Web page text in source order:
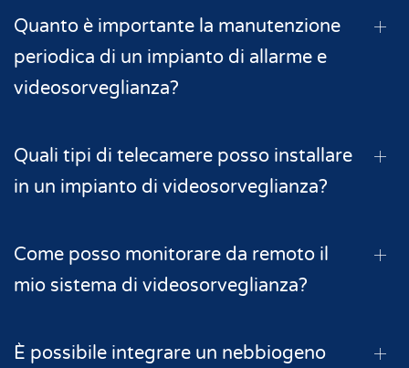
Quanto è importante la manutenzione
periodica di un impianto di allarme e
videosorveglianza?
Quali tipi di telecamere posso installare
in un impianto di videosorveglianza?
Come posso monitorare da remoto il
mio sistema di videosorveglianza?
È possibile integrare un nebbiogeno